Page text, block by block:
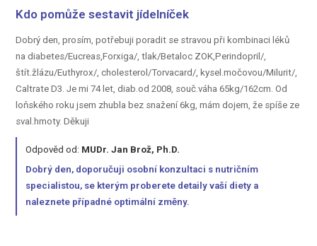
Kdo pomůže sestavit jídelníček
Dobrý den, prosím, potřebuji poradit se stravou při kombinaci léků
na diabetes/Eucreas,Forxiga/, tlak/Betaloc ZOK,Perindopril/,
štít.žlázu/Euthyrox/, cholesterol/Torvacard/, kysel.močovou/Milurit/,
Caltrate D3. Je mi 74 let, diab.od 2008, souč.váha 65kg/162cm. Od
loňského roku jsem zhubla bez snažení 6kg, mám dojem, že spíše ze
sval.hmoty. Děkuji
Odpověd od: MUDr. Jan Brož, Ph.D.
Dobrý den, doporučuji osobní konzultaci s nutričním
specialistou, se kterým proberete detaily vaší diety a
naleznete případné optimální změny.